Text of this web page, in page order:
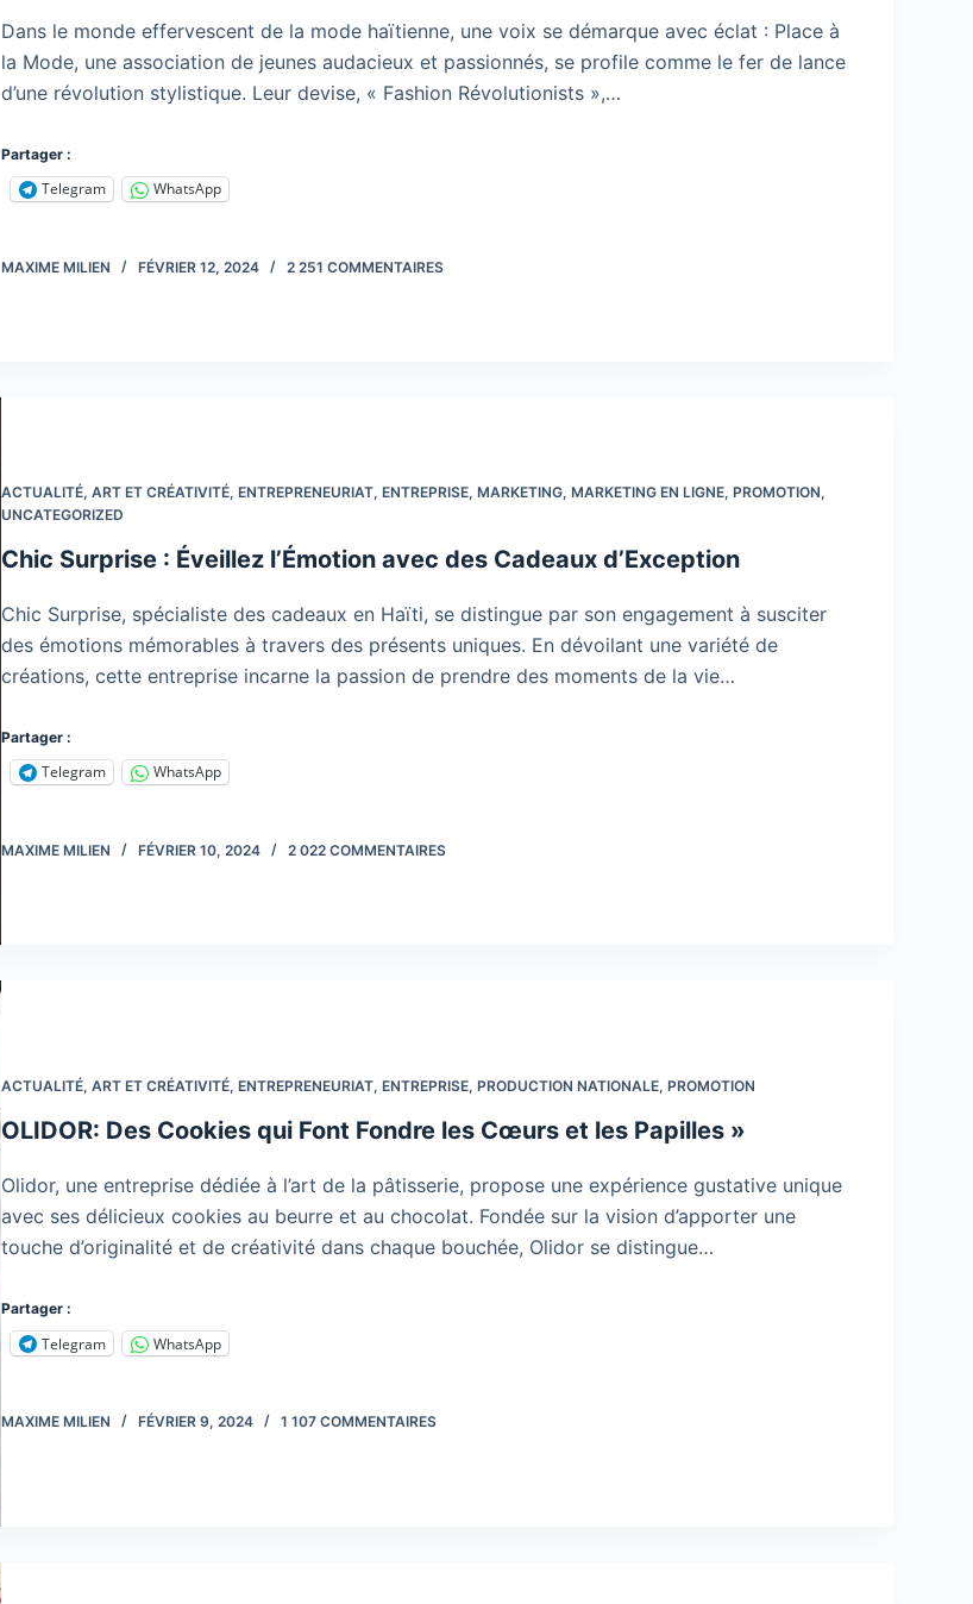
Dans le monde effervescent de la mode haïtienne, une voix se démarque avec éclat : Place à
la Mode, une association de jeunes audacieux et passionnés, se profile comme le fer de lance
d’une révolution stylistique. Leur devise, « Fashion Révolutionists »,…
Partager :
Telegram WhatsApp
MAXIME MILIEN FÉVRIER 12, 2024 2 251 COMMENTAIRES
ACTUALITÉ,ART ET CRÉATIVITÉ,ENTREPRENEURIAT,ENTREPRISE,MARKETING,MARKETING EN LIGNE,PROMOTION,
UNCATEGORIZED
Chic Surprise : Éveillez l’Émotion avec des Cadeaux d’Exception
Chic Surprise, spécialiste des cadeaux en Haïti, se distingue par son engagement à susciter
des émotions mémorables à travers des présents uniques. En dévoilant une variété de
créations, cette entreprise incarne la passion de prendre des moments de la vie…
Partager :
Telegram WhatsApp
MAXIME MILIEN FÉVRIER 10, 2024 2 022 COMMENTAIRES
ACTUALITÉ,ART ET CRÉATIVITÉ,ENTREPRENEURIAT,ENTREPRISE,PRODUCTION NATIONALE,PROMOTION
OLIDOR: Des Cookies qui Font Fondre les Cœurs et les Papilles »
Olidor, une entreprise dédiée à l’art de la pâtisserie, propose une expérience gustative unique
avec ses délicieux cookies au beurre et au chocolat. Fondée sur la vision d’apporter une
touche d’originalité et de créativité dans chaque bouchée, Olidor se distingue…
Partager :
Telegram WhatsApp
MAXIME MILIEN FÉVRIER 9, 2024 1 107 COMMENTAIRES